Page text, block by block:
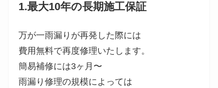
1.最大10年の長期施工保証
万が一雨漏りが再発した際には
費用無料で再度修理いたします。
簡易補修には3ヶ月〜
雨漏り修理の規模によっては